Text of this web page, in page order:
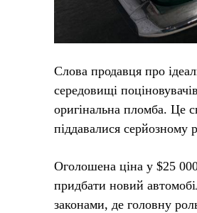
Слова продавця про
середовищі
оригінальна пломба. Це
піддавалися серйозному
Оголошена ціна у $25
придбати новий
законами, де головну